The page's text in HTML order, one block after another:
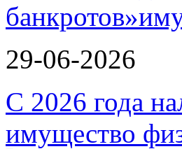
банкротов»
29-06-2026
С 2026 года
имущество